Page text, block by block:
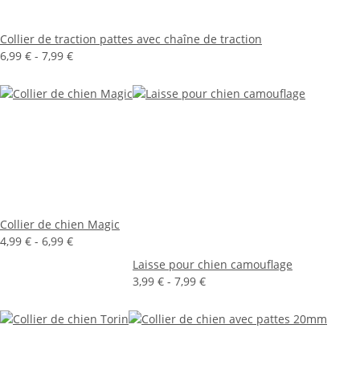
Collier de traction pattes avec chaîne de traction
6,99 € - 7,99 €
Collier de chien Magic
4,99 € - 6,99 €
Laisse pour chien camouflage
3,99 € - 7,99 €